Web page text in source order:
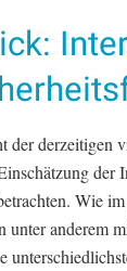
der derzeitigen
Wie
unter anderem